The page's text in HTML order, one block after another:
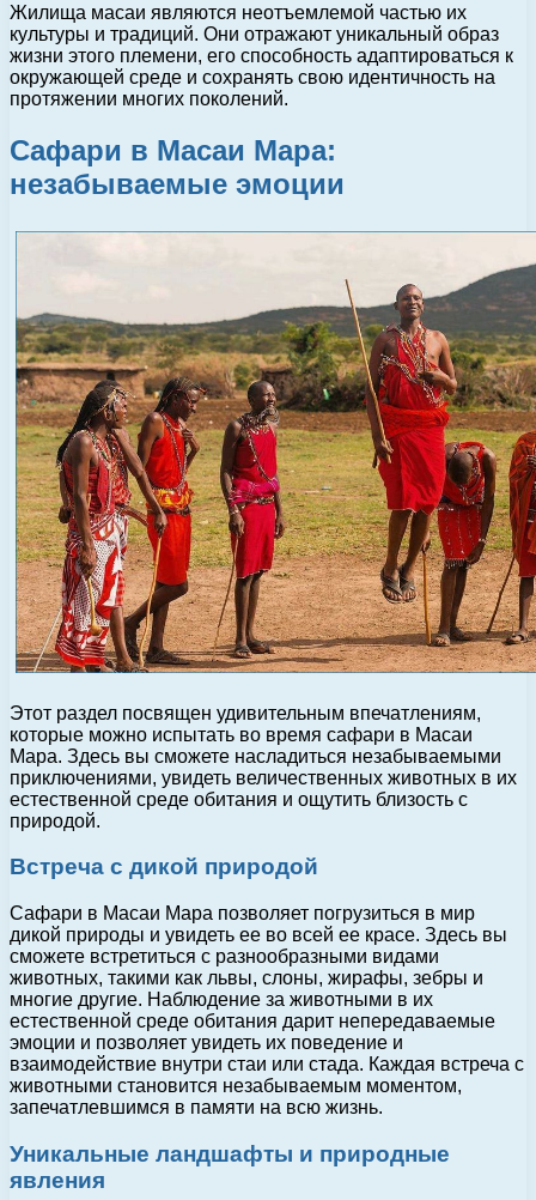
Жилища масаи являются неотъемлемой частью их
культуры и традиций. Они отражают уникальный образ
жизни этого племени, его способность адаптироваться к
окружающей среде и сохранять свою идентичность на
протяжении многих поколений.
Сафари в Масаи Мара:
незабываемые эмоции
Этот раздел посвящен удивительным впечатлениям,
которые можно испытать во время сафари в Масаи
Мара. Здесь вы сможете насладиться незабываемыми
приключениями, увидеть величественных животных в их
естественной среде обитания и ощутить близость с
природой.
Встреча с дикой природой
Сафари в Масаи Мара позволяет погрузиться в мир
дикой природы и увидеть ее во всей ее красе. Здесь вы
сможете встретиться с разнообразными видами
животных, такими как львы, слоны, жирафы, зебры и
многие другие. Наблюдение за животными в их
естественной среде обитания дарит непередаваемые
эмоции и позволяет увидеть их поведение и
взаимодействие внутри стаи или стада. Каждая встреча с
животными становится незабываемым моментом,
запечатлевшимся в памяти на всю жизнь.
Уникальные ландшафты и природные
явления